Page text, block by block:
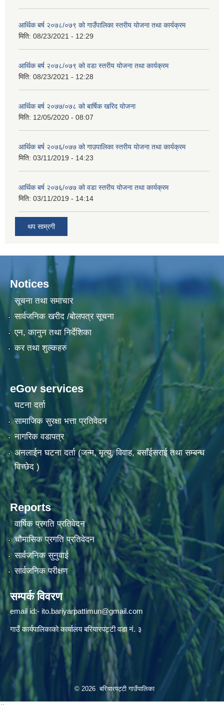
आर्थिक बर्ष २०७८/०७९ को गाउँपालिका स्तरीय योजना तथा कार्यक्रम
मिति: 08/23/2021 - 12:29
आर्थिक बर्ष २०७८/०७९ को वडा स्तरीय योजना तथा कार्यक्रम
मिति: 08/23/2021 - 12:28
आर्थिक बर्ष २०७७/०७८ को बार्षिक खरिद योजना
मिति: 12/05/2020 - 08:07
आर्थिक बर्ष २०७६/०७७ को गाउपालिका स्तरीय योजना तथा कार्यक्रम
मिति: 03/11/2019 - 14:23
आर्थिक बर्ष २०७६/०७७ को वडा स्तरीय योजना तथा कार्यक्रम
मिति: 03/11/2019 - 14:14
थप साम्रगी
Notices
सूचना तथा समाचार
सार्वजनिक खरीद /बोलपत्र सूचना
एन, कानुन तथा निर्देशिका
कर तथा शुल्कहरु
eGov services
घटना दर्ता
सामाजिक सुरक्षा भत्ता प्रतिवेदन
नागरिक वडापत्र
अनलाईन घटना दर्ता (जन्म, मृत्यु, विवाह, बसाँईसराई तथा सम्बन्ध
विच्छेद )
Reports
वार्षिक प्रगति प्रतिवेदन
चौमासिक प्रगति प्रतिवेदन
सार्वजनिक सुनुवाई
सार्वजनिक परीक्षण
सम्पर्क विवरण
email id:- ito.bariyarpattimun@gmail.com
गाउँ कार्यपालिकाको कार्यालय बरियारपट्टी वडा नं. ३
© 2026 बरियारपट्टी गाउँपालिका